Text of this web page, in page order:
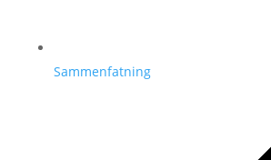
Sammenfatning